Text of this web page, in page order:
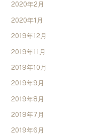
2020年2月
2020年1月
2019年12月
2019年11月
2019年10月
2019年9月
2019年8月
2019年7月
2019年6月